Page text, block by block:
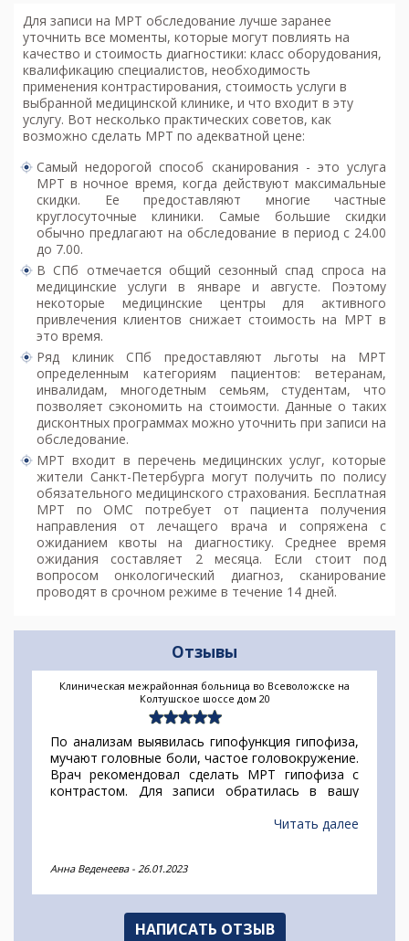
Для записи на МРТ обследование лучше заранее
уточнить все моменты, которые могут повлиять на
качество и стоимость диагностики: класс оборудования,
квалификацию специалистов, необходимость
применения контрастирования, стоимость услуги в
выбранной медицинской клинике, и что входит в эту
услугу. Вот несколько практических советов, как
возможно сделать МРТ по адекватной цене:
Самый недорогой способ сканирования - это услуга
МРТ в ночное время, когда действуют максимальные
скидки. Ее предоставляют многие частные
круглосуточные клиники. Самые большие скидки
обычно предлагают на обследование в период с 24.00
до 7.00.
В СПб отмечается общий сезонный спад спроса на
медицинские услуги в январе и августе. Поэтому
некоторые медицинские центры для активного
привлечения клиентов снижает стоимость на МРТ в
это время.
Ряд клиник СПб предоставляют льготы на МРТ
определенным категориям пациентов: ветеранам,
инвалидам, многодетным семьям, студентам, что
позволяет сэкономить на стоимости. Данные о таких
дисконтных программах можно уточнить при записи на
обследование.
МРТ входит в перечень медицинских услуг, которые
жители Санкт-Петербурга могут получить по полису
обязательного медицинского страхования. Бесплатная
МРТ по ОМС потребует от пациента получения
направления от лечащего врача и сопряжена с
ожиданием квоты на диагностику. Среднее время
ожидания составляет 2 месяца. Если стоит под
вопросом онкологический диагноз, сканирование
проводят в срочном режиме в течение 14 дней.
Отзывы
Клиническая межрайонная больница во Всеволожске на
Колтушское шоссе дом 20
По анализам выявилась гипофункция гипофиза,
мучают головные боли, частое головокружение.
Врач рекомендовал сделать МРТ гипофиза с
контрастом. Для записи обратилась в вашу
домом, так как плохое самочувствие дает о
моем районе прям в пешей доступности, и цена
Читать далее
Анна Веденеева - 26.01.2023
НАПИСАТЬ ОТЗЫВ